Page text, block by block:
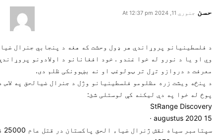
حسن جنوري 11, 2024 At 12:37 pm
د فلسطینیانو پروړاندې هر ډول وحشت که هغه د پنجابي جنرال
وي او یا د نورو له خوا غندو . خود افغانانو د اولادونو
معرفت د دروازو تړل تر ټولوغټ او نه بښوونکی ظلم دی.
د پنځه ویشت زره مظلومو فلسطینیانو وژل د جنرال ضیالحق په لاس
پوځ له خوا په دې لیکنه کې لوستلی شئ:
StRange Discovery
15 augustus 2020 ·